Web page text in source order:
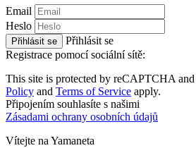
Email
Heslo
Přihlásit se
Přihlásit se
Registrace pomocí sociální sítě:
This site is protected by reCAPTCHA
Policy and Terms of Service apply.
Připojením souhlasíte s našimi
Zásadami ochrany osobních údajů
Vítejte na Yamaneta